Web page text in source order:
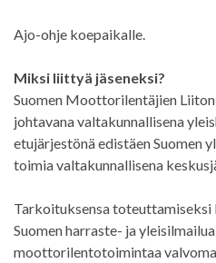
Ajo-ohje koepaikalle.
Miksi liittyä jäseneksi?
Suomen Moottorilentäjien
johtavana valtakunnallisena
etujärjestönä edistäen Suomen
toimia valtakunnallisena
Tarkoituksensa
Suomen harraste- ja
moottorilentotoimintaa